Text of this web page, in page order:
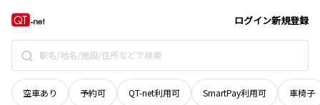
ログイン新規登録
空車あり 予約可 QT-net利用可 SmartPay利用可 車椅子
広島県